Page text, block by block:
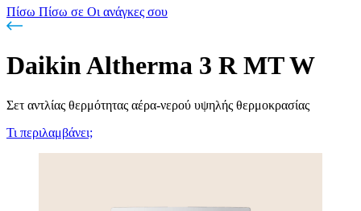
Πίσω Πίσω σε Οι ανάγκες σου
Daikin Altherma 3 R MT W
Σετ αντλίας θερμότητας αέρα-νερού υψηλής θερμοκρασίας
Τι περιλαμβάνει;